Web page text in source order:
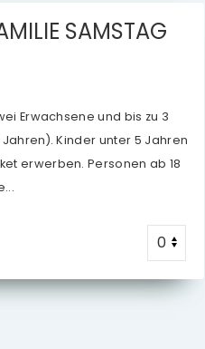
SAMSTAG
Erwachsene und bis zu 3
Kinder unter 5 Jahren
erwerben. Personen ab 18